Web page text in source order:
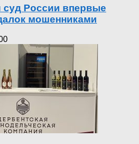
России впервые
мошенниками